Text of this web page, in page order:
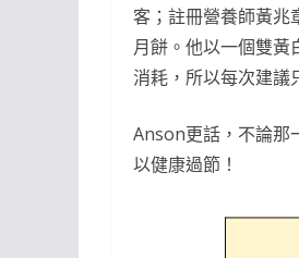
客；註冊營養師黃兆
月餅。他以一個雙黃
消耗，所以每次建議
Anson更話，不論那
以健康過節！